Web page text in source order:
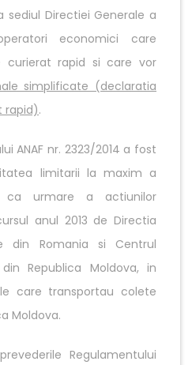
sediul Directiei Generale a
economici care
curierat rapid si care vor
simplificate (declaratia
rapid).
ANAF nr. 2323/2014 a fost
limitarii la maxim a
ca urmare a actiunilor
anul 2013 de Directia
din Romania si Centrul
Republica Moldova, in
care transportau colete
Moldova.
Regulamentului